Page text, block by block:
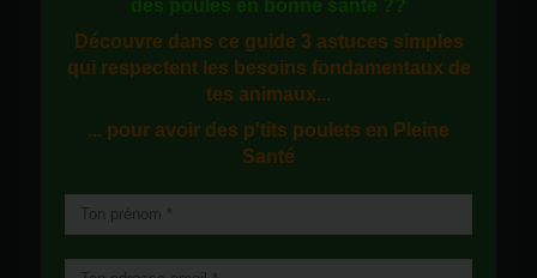
des poules en bonne santé ??
Découvre dans ce guide 3 astuces simples
qui respectent les besoins fondamentaux de
tes animaux...
... pour avoir des p'tits poulets en Pleine
Santé